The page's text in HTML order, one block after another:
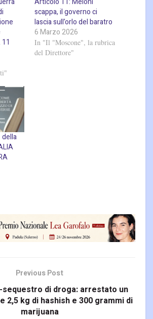
scappa, il governo ci
lascia sull’orlo del baratro
6 Marzo 2026
In "Il "Moscone", la rubrica
del Direttore"
della
Previous Post
sequestro di droga: arrestato un
2,5 kg di hashish e 300 grammi di
marijuana